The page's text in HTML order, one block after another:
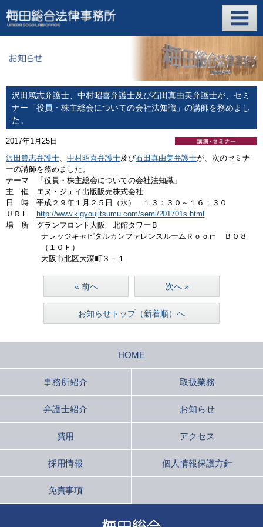
沢田篤志弁護士、中村昭喜弁護士及び石田真由美弁護士が、セミ
ナー「役員・株主総会についての会社法知識」の講師を務めまし
た。
2017年1月25日
沢田篤志弁護士、 中村昭喜弁護士及び石田真由美弁護士が、次のセミナ
ーの講師を務めました。
テーマ 「役員・株主総会についての会社法知識」
主 催 エヌ・ジェイ出版販売株式会社
日 時 平成２９年１月２５日（水） １３：３０～１６：３０
ＵＲＬ http://www.kigyoujitsumu.com/semi/201701s.html
場 所 グランフロント大阪 北館タワーＢ
ナレッジキャピタルカンファレンスルームＲｏｏｍ Ｂ０８
（１０Ｆ）
大阪市北区大深町３－１
« 前へ
お知らせトップ（新着順）へ
次へ »
HOME
事務所紹介 取扱業務
弁護士紹介 お知らせ
費用 アクセス
採用情報 個人情報保護方針
免責事項